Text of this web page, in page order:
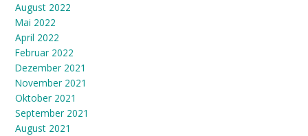
August 2022
Mai 2022
April 2022
Februar 2022
Dezember 2021
November 2021
Oktober 2021
September 2021
August 2021